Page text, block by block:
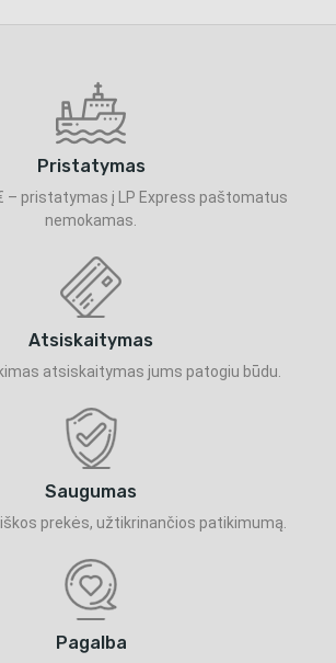
Pristatymas
– pristatymas į LP Express paštomatus
nemokamas.
Atsiskaitymas
atsiskaitymas jums patogiu būdu.
Saugumas
prekės, užtikrinančios patikimumą.
Pagalba